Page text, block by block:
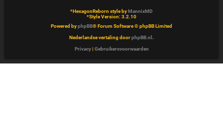
*HexagonReborn style byMannixMD
*Style Version: 3.2.10
Powered byphpBB® Forum Software © phpBB Limited
Nederlandse vertaling doorphpBB.nl .
Privacy| Gebruikersvoorwaarden